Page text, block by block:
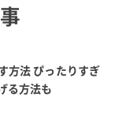
方法 ぴったりすぎ
る方法も